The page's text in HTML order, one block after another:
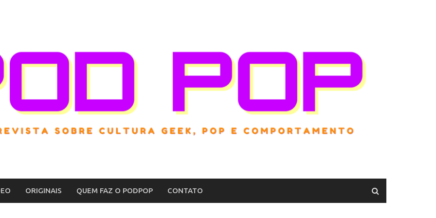
ORIGINAIS QUEM FAZ O PODPOP CONTATO